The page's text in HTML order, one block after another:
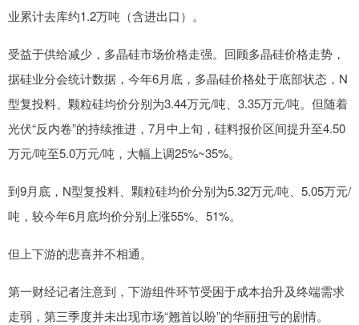
业累计去库约1.2万吨（含进出口）。
受益于供给减少，多晶硅市场价格走强。回顾多晶硅价格走势，
据硅业分会统计数据，今年6月底，多晶硅价格处于底部状态，N
型复投料、颗粒硅均价分别为3.44万元/吨、3.35万元/吨。但随着
光伏“反内卷”的持续推进，7月中上旬，硅料报价区间提升至4.50
万元/吨至5.0万元/吨，大幅上调25%~35%。
到9月底，N型复投料、颗粒硅均价分别为5.32万元/吨、5.05万元/
吨，较今年6月底均价分别上涨55%、51%。
但上下游的悲喜并不相通。
第一财经记者注意到，下游组件环节受困于成本抬升及终端需求
走弱，第三季度并未出现市场“翘首以盼”的华丽扭亏的剧情。